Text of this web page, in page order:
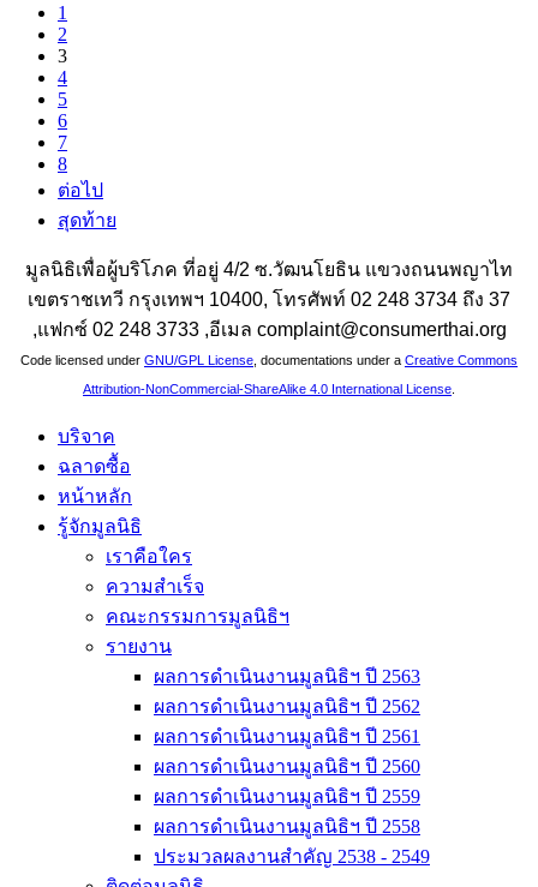
1
2
3
4
5
6
7
8
ต่อไป
สุดท้าย
มูลนิธิเพื่อผู้บริโภค ที่อยู่ 4/2 ซ.วัฒนโยธิน แขวงถนนพญาไท
เขตราชเทวี กรุงเทพฯ 10400, โทรศัพท์ 02 248 3734 ถึง 37
,แฟกซ์ 02 248 3733 ,อีเมล complaint@consumerthai.org
Code licensed under GNU/GPL License , documentations under a Creative Commons
Attribution-NonCommercial-ShareAlike 4.0 International License
บริจาค
ฉลาดซื้อ
หน้าหลัก
รู้จักมูลนิธิ
เราคือใคร
ความสำเร็จ
คณะกรรมการมูลนิธิฯ
รายงาน
ผลการดำเนินงานมูลนิธิฯ ปี 2563
ผลการดำเนินงานมูลนิธิฯ ปี 2562
ผลการดำเนินงานมูลนิธิฯ ปี 2561
ผลการดำเนินงานมูลนิธิฯ ปี 2560
ผลการดำเนินงานมูลนิธิฯ ปี 2559
ผลการดำเนินงานมูลนิธิฯ ปี 2558
ประมวลผลงานสำคัญ 2538 - 2549